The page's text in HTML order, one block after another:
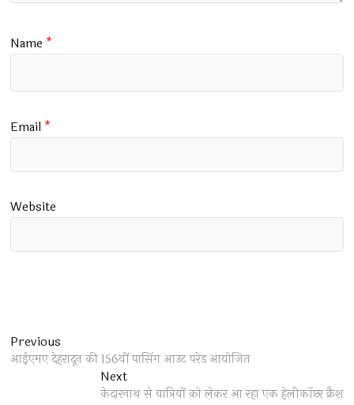
Name *
Email *
Website
Post
navigation
Previous
post:
आईएमए देहरादून की 156वीं पासिंग आउट परेड आयोजित
NextNext
post:
केदारनाथ से यात्रियों को लेकर आ रहा एक हेलीकॉप्टर क्रैश